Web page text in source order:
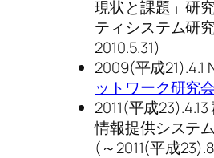
現状と課題」研
ティシステム研
2010.5.31)
2009(平成21).4.1
ットワーク研究会
2011(平成
情報提供システ
(～2011(平成